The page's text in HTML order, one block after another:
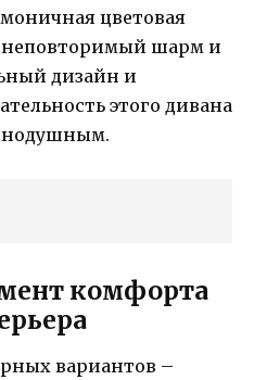
цветовая
неповторимый шарм и
дизайн и
этого дивана
комфорта
вариантов –